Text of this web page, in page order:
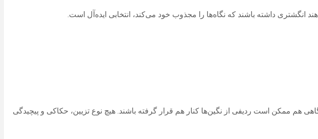
داشته باشند که نگاه‌ها را مجذوب خود می‌کند، انتخابی ایده‌آل است.
ممکن است ردیفی از نگین‌ها کنار هم قرار گرفته باشند. هیچ نوع تزیین، حکاکی و پیچیدگی